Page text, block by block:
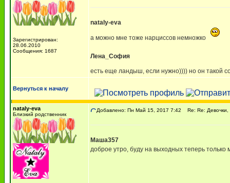
Зарегистрирован:
28.06.2010
Сообщения: 1687
nataly-eva
а можно мне тоже нарциссов немножко
Лена_София
есть еще ландыш, если нужно)))) но он такой
Вернуться к началу
nataly-eva
Близкий родственник
Добавлено: Пн Май 15, 2017 7:42 Re: Re: Девочки,
Маша357
доброе утро, буду на выходных теперь только